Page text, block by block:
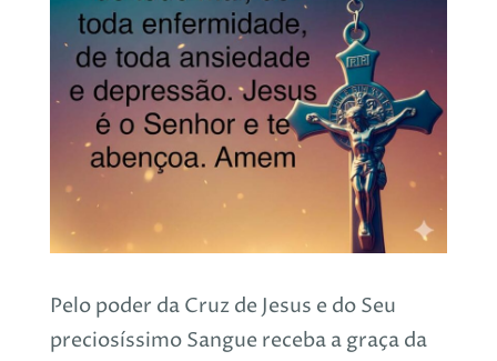
Pelo poder da Cruz de Jesus e do Seu
preciosíssimo Sangue receba a graça da